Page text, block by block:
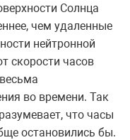
Солнца
чем удаленные
нейтронной
скорости часов
во времени. Так
что часы
остановились бы.